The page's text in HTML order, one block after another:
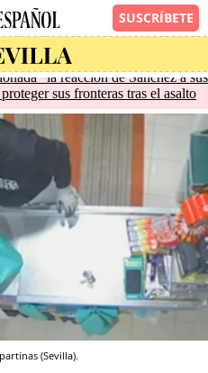
la reacción de Sánchez a sus
sus fronteras tras el asalto
(Sevilla).